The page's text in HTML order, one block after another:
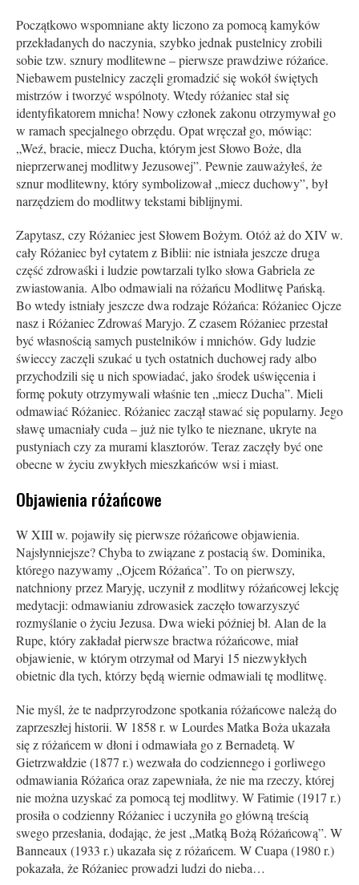
Początkowo wspomniane akty liczono za pomocą kamyków
przekładanych do naczynia, szybko jednak pustelnicy zrobili
sobie tzw. sznury modlitewne – pierwsze prawdziwe różańce.
Niebawem pustelnicy zaczęli gromadzić się wokół świętych
mistrzów i tworzyć wspólnoty. Wtedy różaniec stał się
identyfikatorem mnicha! Nowy członek zakonu otrzymywał go
w ramach specjalnego obrzędu. Opat wręczał go, mówiąc:
„Weź, bracie, miecz Ducha, którym jest Słowo Boże, dla
nieprzerwanej modlitwy Jezuso­wej”. Pewnie zauważyłeś, że
sznur modlitewny, który symbolizował „miecz duchowy”, był
narzędziem do modlitwy tekstami biblijnymi.
Zapytasz, czy Różaniec jest Słowem Bożym. Otóż aż do XIV w.
cały Różaniec był cytatem z Biblii: nie istniała jeszcze druga
część zdrowaśki i ludzie powtarzali tylko słowa Gabriela ze
zwiastowania. Albo odmawiali na różańcu Modlitwę Pańską.
Bo wtedy istniały jeszcze dwa rodzaje Różańca: Różaniec Ojcze
nasz i Różaniec Zdrowaś Maryjo. Z czasem Różaniec przestał
być własnością samych pustelników i mnichów. Gdy ludzie
świeccy zaczęli szukać u tych ostatnich duchowej rady albo
przychodzili się u nich spowiadać, jako środek uświęcenia i
formę pokuty otrzymywali właśnie ten „miecz Du­cha”. Mieli
odmawiać Różaniec. Różaniec zaczął stawać się popularny. Jego
sławę umacniały cuda – już nie tylko te nieznane, ukryte na
pustyniach czy za murami klasztorów. Teraz zaczęły być one
obecne w życiu zwykłych mieszkańców wsi i miast.
Objawienia różańcowe
W XIII w. pojawiły się pierwsze różańcowe objawienia.
Najsłynniejsze? Chyba to związane z postacią św. Dominika,
którego nazywamy „Ojcem Różańca”. To on pierwszy,
natchniony przez Maryję, uczynił z modlitwy różańcowej lekcję
medytacji: odmawianiu zdrowasiek zaczęło towarzyszyć
rozmyślanie o życiu Jezusa. Dwa wieki później bł. Alan de la
Rupe, który zakładał pierwsze bractwa różańcowe, miał
objawienie, w którym otrzymał od Maryi 15 niezwykłych
obietnic dla tych, którzy będą wiernie odmawiali tę modlitwę.
Nie myśl, że te nadprzyrodzone spotkania różańcowe należą do
zaprzeszłej historii. W 1858 r. w Lourdes Matka Boża ukazała
się z różańcem w dłoni i odmawiała go z Bernadetą. W
Gietrzwałdzie (1877 r.) wezwała do codziennego i gorliwego
odmawiania Różańca oraz zapewniała, że nie ma rzeczy, której
nie można uzyskać za pomocą tej modlitwy. W Fatimie (1917 r.)
prosiła o codzienny Różaniec i uczyniła go główną treścią
swego przesłania, dodając, że jest „Matką Bożą Różańcową”. W
Banneaux (1933 r.) ukazała się z różańcem. W Cuapa (1980 r.)
pokazała, że Różaniec prowadzi ludzi do nieba…